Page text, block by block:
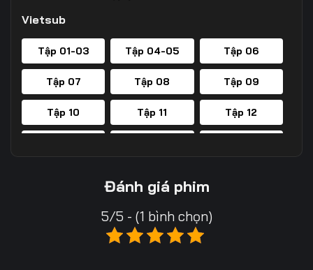
Vietsub
Tập 01-03 Tập 04-05 Tập 06
Tập 07 Tập 08 Tập 09
Tập 10 Tập 11 Tập 12
Tập 23
Đánh giá phim
5/5 - (1 bình chọn)